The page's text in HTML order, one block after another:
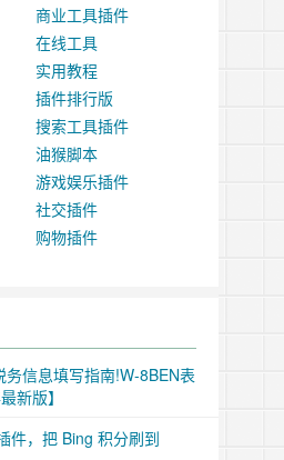
商业工具插件
在线工具
实用教程
插件排行版
搜索工具插件
油猴脚本
游戏娱乐插件
社交插件
购物插件
信息填写指南!W-8BEN表
新版】
件，把 Bing 积分刷到